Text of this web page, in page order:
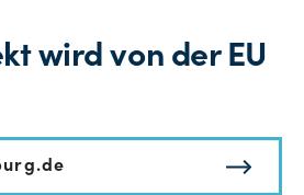
wird von der EU